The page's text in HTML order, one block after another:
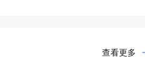
查看更多